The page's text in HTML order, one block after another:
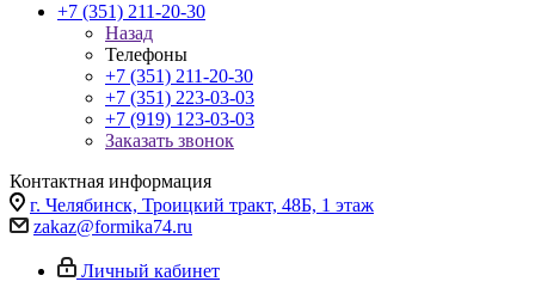
+7 (351) 211-20-30
Назад
Телефоны
+7 (351) 211-20-30
+7 (351) 223-03-03
+7 (919) 123-03-03
Заказать звонок
Контактная информация
г. Челябинск, Троицкий тракт, 48Б, 1 этаж
zakaz@formika74.ru
Личный кабинет